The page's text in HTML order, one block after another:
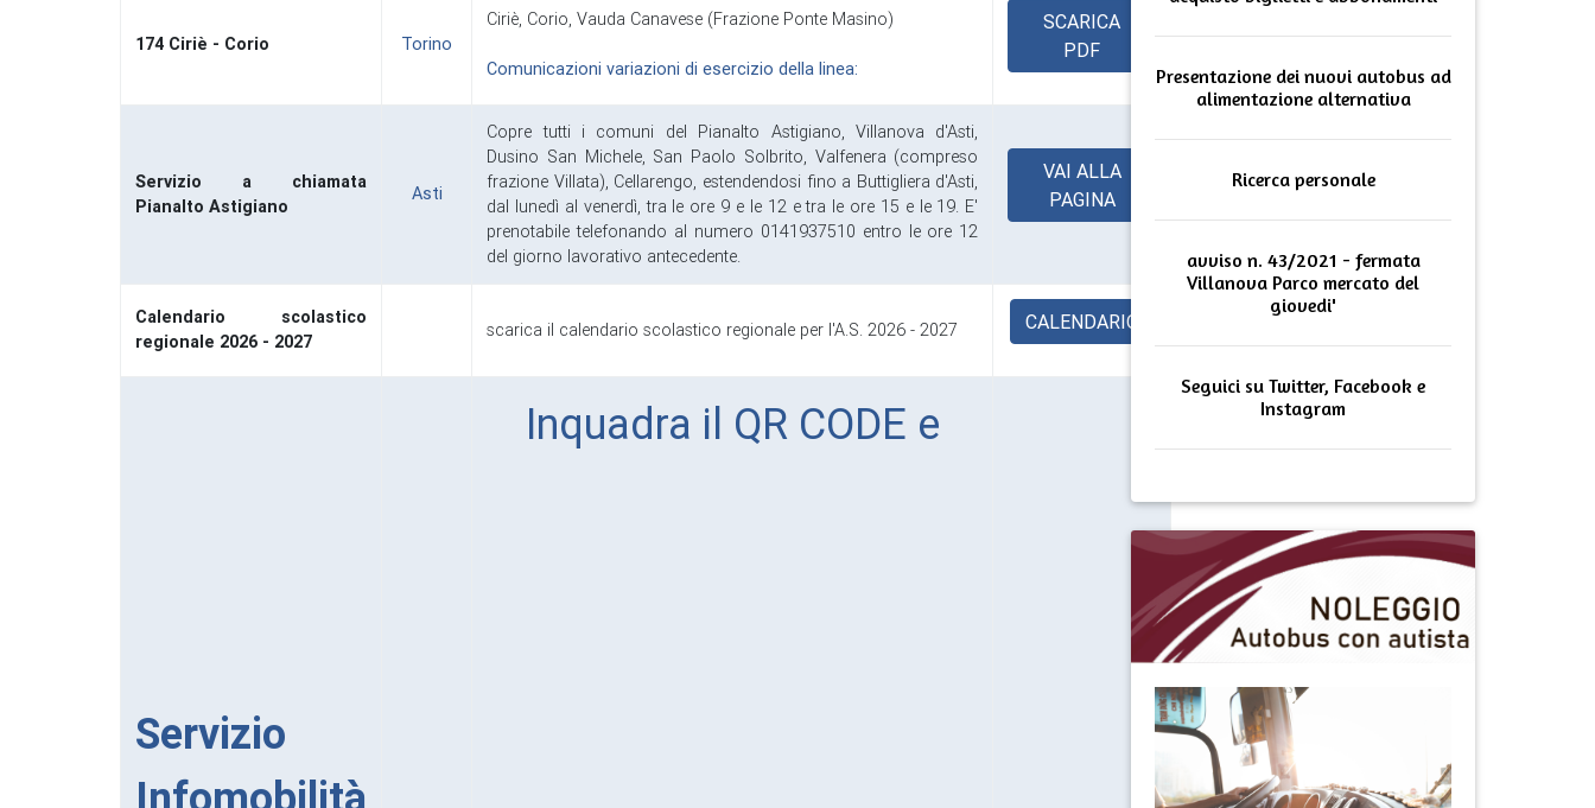
174 Ciriè - Corio Torino
Ciriè, Corio, Vauda Canavese (Frazione Ponte Masino)
Comunicazioni variazioni di esercizio della linea:
SCARICA
PDF
Servizio a chiamata
Pianalto Astigiano
Asti
Copre tutti i comuni del Pianalto Astigiano, Villanova d'Asti,
Dusino San Michele, San Paolo Solbrito, Valfenera (compreso
frazione Villata), Cellarengo, estendendosi fino a Buttigliera d'Asti,
dal lunedì al venerdì, tra le ore 9 e le 12 e tra le ore 15 e le 19. E'
prenotabile telefonando al numero 0141937510 entro le ore 12
del giorno lavorativo antecedente.
VAI ALLA
PAGINA
Calendario scolastico
regionale 2026 - 2027
scarica il calendario scolastico regionale per l'A.S. 2026 - 2027 CALENDARIO
Servizio
Infomobilità
Inquadra il QR CODE e
Presentazione dei nuovi autobus ad
alimentazione alternativa
Ricerca personale
avviso n. 43/2021 - fermata
Villanova Parco mercato del
giovedi'
Seguici su Twitter, Facebook e
Instagram